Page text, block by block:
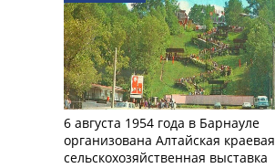
6 августа 1954 года в Барнауле
организована Алтайская краевая
сельскохозяйственная выставка